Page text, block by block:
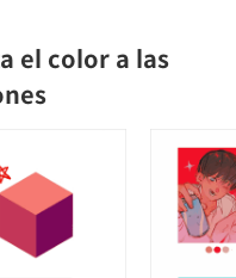
el color a las